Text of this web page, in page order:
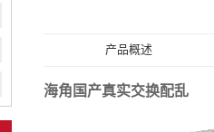
产品概述
海角国产真实交换配乱